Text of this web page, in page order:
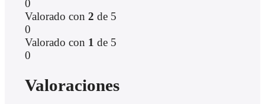
0
Valorado con 2 de 5
0
Valorado con 1 de 5
0
Valoraciones